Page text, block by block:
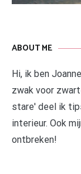
ABOUT ME
Hi, ik ben
zwak voor
stare' deel ik
interieur. Ook
ontbreken!